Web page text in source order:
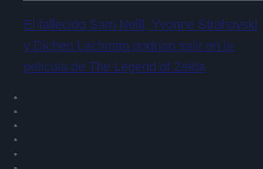
El fallecido Sam Neill, Yvonne Strahovski
y Dichen Lachman podrían salir en la
película de The Legend of Zelda